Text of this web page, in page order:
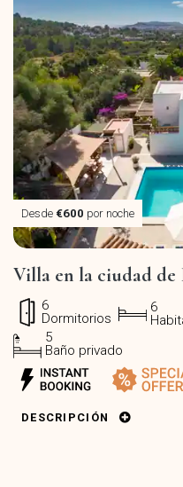
Desde €600 por noche
Villa en la ciudad de
6
Dormitorios
6
5
Baño privado
DESCRIPCIÓN